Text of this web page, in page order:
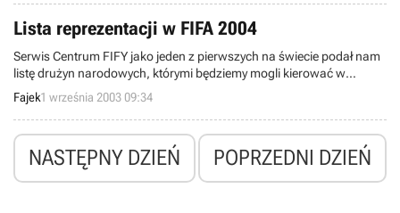
tej popularnej na całym świecie serii. Tak, tak, proszę państwa. Tym
razem ujrzymy "robaki" w pełnym trójwymiarze. Zapowiada się
niezła jatka...
Lista reprezentacji w FIFA 2004
Serwis Centrum FIFY jako jeden z pierwszych na świecie podał nam
listę drużyn narodowych, którymi będziemy mogli kierować w
najnowszej produkcji EA SPORTS. Wśród nich znalazła się również
reprezentacja polski.
Fajek1 września 2003 09:34
NASTĘPNY DZIEŃ POPRZEDNI DZIEŃ